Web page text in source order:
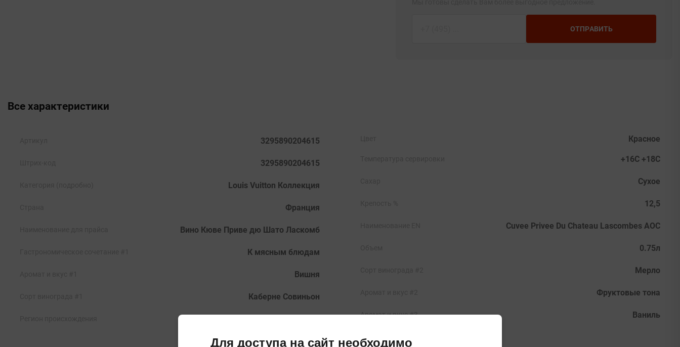
Все характеристики
3295890204615
3295890204615
Louis Vuitton Коллекция
Франция
Вино Кюве Приве дю Шато Ласкомб
К мясным блюдам
Вишня
Каберне Совиньон
Красное
+16С +18С
Сухое
12,5
Cuvee Privee Du Chateau Lascombes AOC
0.75л
Мерло
Фруктовые тона
Аромат и вкус #3 Ваниль
Для доступа на сайт необходимо